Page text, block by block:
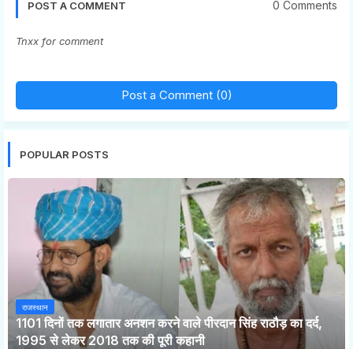
POST A COMMENT 0 Comments
Tnxx for comment
Post a Comment (0)
POPULAR POSTS
राजस्थान
1101 दिनों तक लगातार अनशन करने वाले पीरदान सिंह राठौड़ का दर्द,
1995 से लेकर 2018 तक की पूरी कहानी